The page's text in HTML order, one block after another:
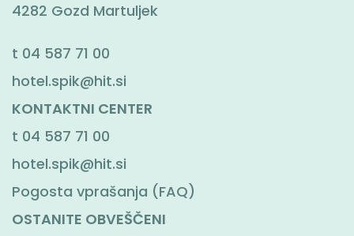
4282 Gozd Martuljek
t 04 587 71 00
hotel.spik@hit.si
KONTAKTNI CENTER
t 04 587 71 00
hotel.spik@hit.si
Pogosta vprašanja (FAQ)
OSTANITE OBVEŠČENI